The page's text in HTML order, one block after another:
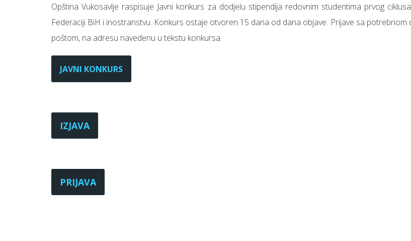
Opština Vukosavlje raspisuje Javni konkurs za dodjelu stipendija redovnim studentima prvog
Federaciji BiH i inostranstvu. Konkurs ostaje otvoren 15 dana od dana objave. Prijave sa
poštom, na adresu navedenu u tekstu konkursa.
JAVNI KONKURS
IZJAVA
PRIJAVA